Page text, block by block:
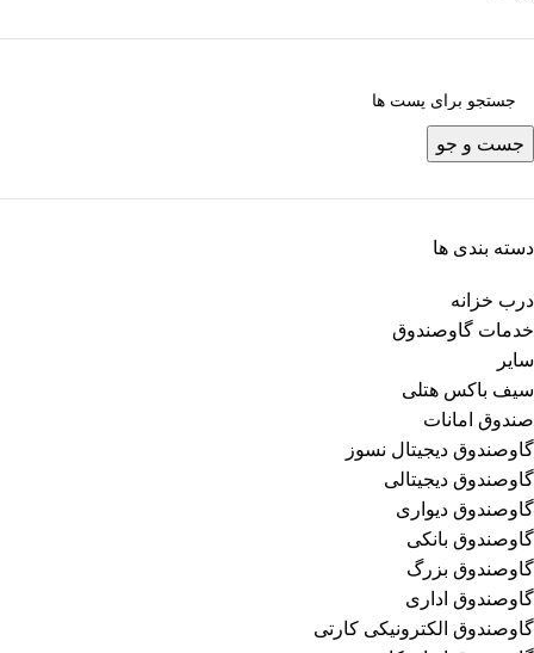
جست و جو
دسته بندی ها
درب خزانه
خدمات گاوصندوق
سایر
سیف باکس هتلی
صندوق امانات
گاوصندوق دیجیتال نسوز
گاوصندوق دیجیتالی
گاوصندوق دیواری
گاوصندوق بانکی
گاوصندوق بزرگ
گاوصندوق اداری
گاوصندوق الکترونیکی کارتی